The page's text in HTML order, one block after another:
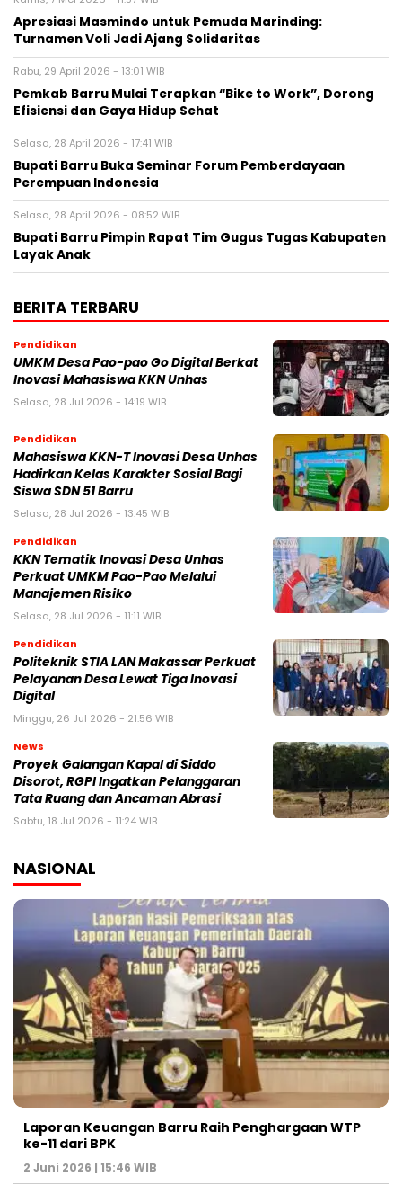
Apresiasi Masmindo untuk Pemuda Marinding:
Turnamen Voli Jadi Ajang Solidaritas
Rabu, 29 April 2026 - 13:01 WIB
Pemkab Barru Mulai Terapkan “Bike to Work”, Dorong
Efisiensi dan Gaya Hidup Sehat
Selasa, 28 April 2026 - 17:41 WIB
Bupati Barru Buka Seminar Forum Pemberdayaan
Perempuan Indonesia
Selasa, 28 April 2026 - 08:52 WIB
Bupati Barru Pimpin Rapat Tim Gugus Tugas Kabupaten
Layak Anak
BERITA TERBARU
Pendidikan
UMKM Desa Pao-pao Go Digital Berkat
Inovasi Mahasiswa KKN Unhas
Selasa, 28 Jul 2026 - 14:19 WIB
Pendidikan
Mahasiswa KKN-T Inovasi Desa Unhas
Hadirkan Kelas Karakter Sosial Bagi
Siswa SDN 51 Barru
Selasa, 28 Jul 2026 - 13:45 WIB
Pendidikan
KKN Tematik Inovasi Desa Unhas
Perkuat UMKM Pao-Pao Melalui
Manajemen Risiko
Selasa, 28 Jul 2026 - 11:11 WIB
Pendidikan
Politeknik STIA LAN Makassar Perkuat
Pelayanan Desa Lewat Tiga Inovasi
Digital
Minggu, 26 Jul 2026 - 21:56 WIB
News
Proyek Galangan Kapal di Siddo
Disorot, RGPI Ingatkan Pelanggaran
Tata Ruang dan Ancaman Abrasi
Sabtu, 18 Jul 2026 - 11:24 WIB
NASIONAL
Laporan Keuangan Barru Raih Penghargaan WTP
ke-11 dari BPK
2 Juni 2026 | 15:46 WIB